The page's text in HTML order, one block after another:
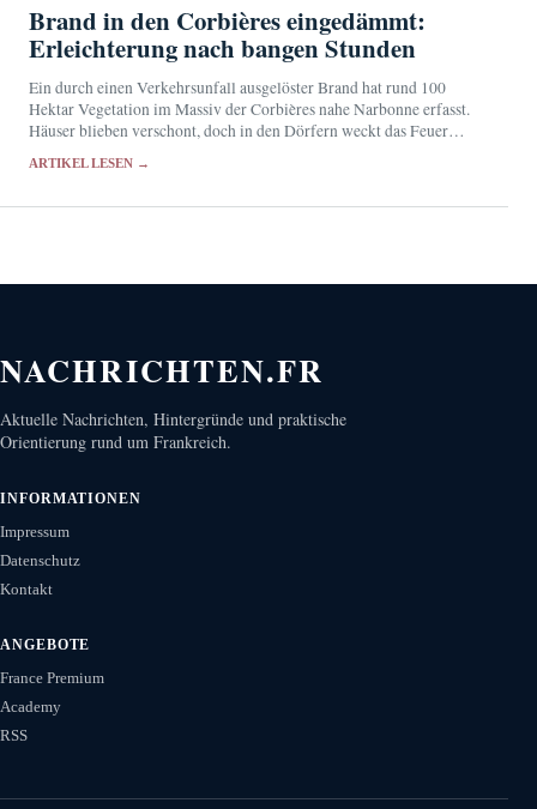
Brand in den Corbières eingedämmt:
Erleichterung nach bangen Stunden
Ein durch einen Verkehrsunfall ausgelöster Brand hat rund 100
Hektar Vegetation im Massiv der Corbières nahe Narbonne erfasst.
Häuser blieben verschont, doch in den Dörfern weckt das Feuer
ARTIKEL LESEN →
NACHRICHTEN.FR
Aktuelle Nachrichten, Hintergründe und praktische
Orientierung rund um Frankreich.
INFORMATIONEN
Impressum
Datenschutz
Kontakt
ANGEBOTE
France Premium
Academy
RSS